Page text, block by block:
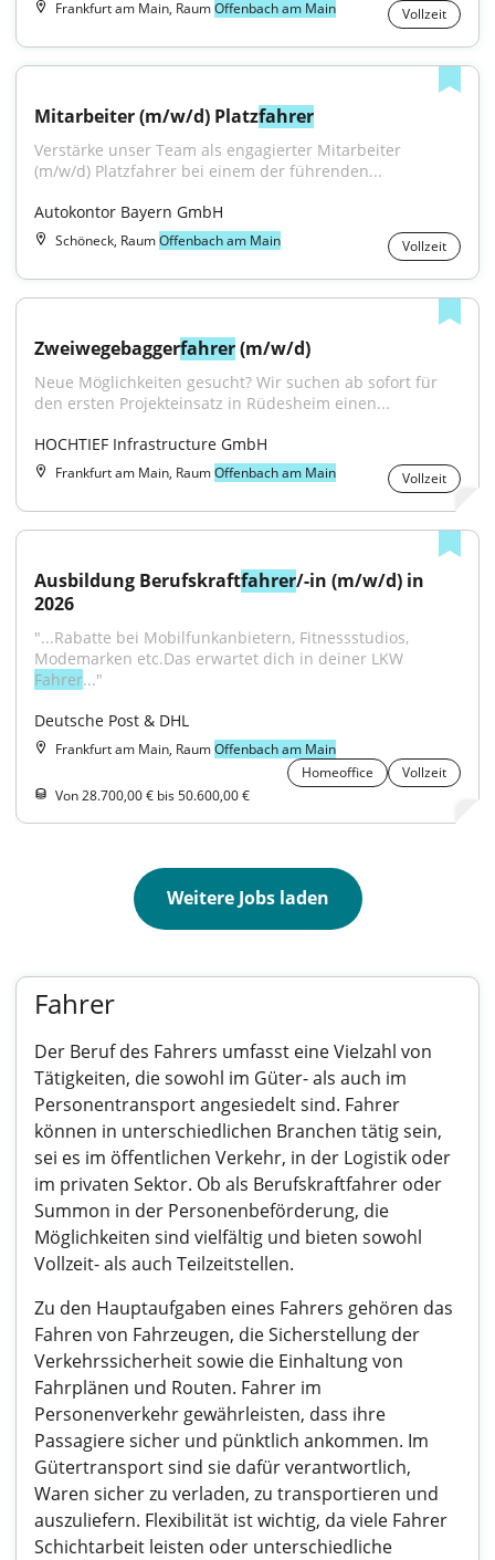
Frankfurt am Main, RaumOffenbach am Main Vollzeit
Mitarbeiter (m/w/d) Platzfahrer
Verstärke unser Team als engagierter Mitarbeiter
(m/w/d) Platzfahrer bei einem der führenden...
Autokontor Bayern GmbH
Schöneck, RaumOffenbach am Main Vollzeit
Zweiwegebaggerfahrer (m/w/d)
Neue Möglichkeiten gesucht? Wir suchen ab sofort für
den ersten Projekteinsatz in Rüdesheim einen...
HOCHTIEF Infrastructure GmbH
Frankfurt am Main, RaumOffenbach am Main Vollzeit
Ausbildung Berufskraftfahrer/-in (m/w/d) in
2026
"...Rabatte bei Mobilfunkanbietern, Fitnessstudios,
Fahrer..."
Deutsche Post & DHL
Frankfurt am Main, RaumOffenbach am Main
Homeoffice
Vollzeit
Von 28.700,00 € bis 50.600,00 €
Weitere Jobs laden
Fahrer
Der Beruf des Fahrers umfasst eine Vielzahl von
Tätigkeiten, die sowohl im Güter- als auch im
Personentransport angesiedelt sind. Fahrer
können in unterschiedlichen Branchen tätig sein,
sei es im öffentlichen Verkehr, in der Logistik oder
im privaten Sektor. Ob als Berufskraftfahrer oder
Summon in der Personenbeförderung, die
Möglichkeiten sind vielfältig und bieten sowohl
Vollzeit- als auch Teilzeitstellen.
Zu den Hauptaufgaben eines Fahrers gehören das
Fahren von Fahrzeugen, die Sicherstellung der
Verkehrssicherheit sowie die Einhaltung von
Fahrplänen und Routen. Fahrer im
Personenverkehr gewährleisten, dass ihre
Passagiere sicher und pünktlich ankommen. Im
Gütertransport sind sie dafür verantwortlich,
Waren sicher zu verladen, zu transportieren und
auszuliefern. Flexibilität ist wichtig, da viele Fahrer
Schichtarbeit leisten oder unterschiedliche